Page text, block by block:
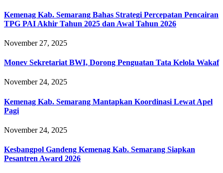
Kemenag Kab. Semarang Bahas Strategi Percepatan Pencairan
TPG PAI Akhir Tahun 2025 dan Awal Tahun 2026
November 27, 2025
Monev Sekretariat BWI, Dorong Penguatan Tata Kelola Wakaf
November 24, 2025
Kemenag Kab. Semarang Mantapkan Koordinasi Lewat Apel
Pagi
November 24, 2025
Kesbangpol Gandeng Kemenag Kab. Semarang Siapkan
Pesantren Award 2026